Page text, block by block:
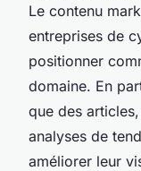
Le contenu
entreprises de
positionner
domaine. En
que des
analyses de
améliorer leur